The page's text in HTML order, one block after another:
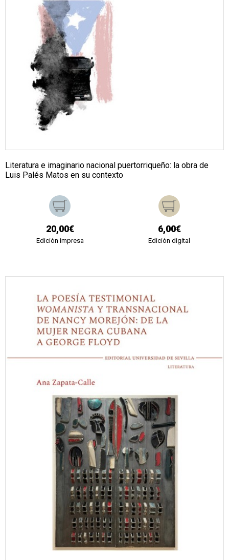
Literatura e imaginario nacional puertorriqueño: la obra de
Luis Palés Matos en su contexto
20,00€
Edición impresa
6,00€
Edición digital